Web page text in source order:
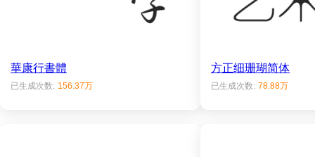
華康行書體
已生成次数: 156.37万
方正细珊瑚简体
已生成次数: 78.88万